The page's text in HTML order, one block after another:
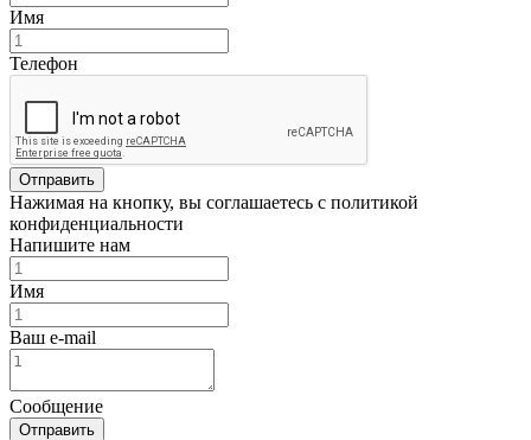
Имя
Телефон
Отправить
Нажимая на кнопку, вы соглашаетесь с политикой
конфиденциальности
Напишите нам
Имя
Ваш e-mail
Сообщение
Отправить